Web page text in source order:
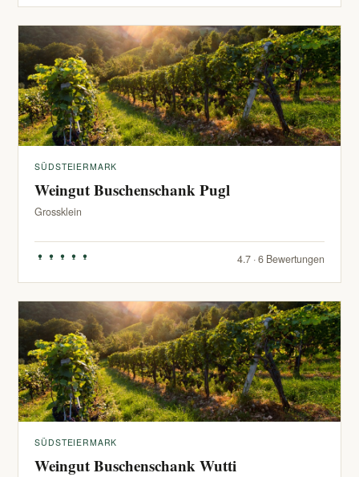
SÜDSTEIERMARK
Weingut Buschenschank Pugl
Grossklein
4.7 · 6 Bewertungen
SÜDSTEIERMARK
Weingut Buschenschank Wutti